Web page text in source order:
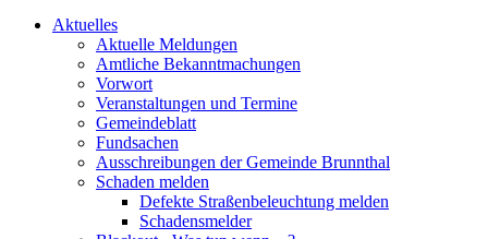
Aktuelles
Aktuelle Meldungen
Amtliche Bekanntmachungen
Vorwort
Veranstaltungen und Termine
Gemeindeblatt
Fundsachen
Ausschreibungen der Gemeinde Brunnthal
Schaden melden
Defekte Straßenbeleuchtung melden
Schadensmelder